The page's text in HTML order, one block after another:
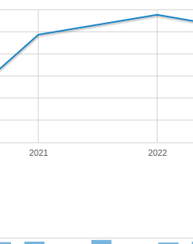
2021 2022